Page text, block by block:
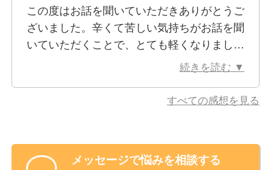
ありのままのお気持ちでお話しください。
カメラをオフにして相談を行うことも可能です。
けながら生きていけます。私には人生の強い
味方ができたんだ！
そんなイメージです。
この度はお話を聞いていただきありがとうご
ざいました。辛くて苦しい気持ちがお話を聞
いていただくことで、とても軽くなりまし
た。客観的に聞いていただけたことで、自分
わないで、辛いときは辛いって言ってくださ
しっかりと考えて、今後どうしていくか決め
たいと思います。本当にありがとうございま
続きを読む ▼
すべての感想を見る
メッセージで悩みを相談する